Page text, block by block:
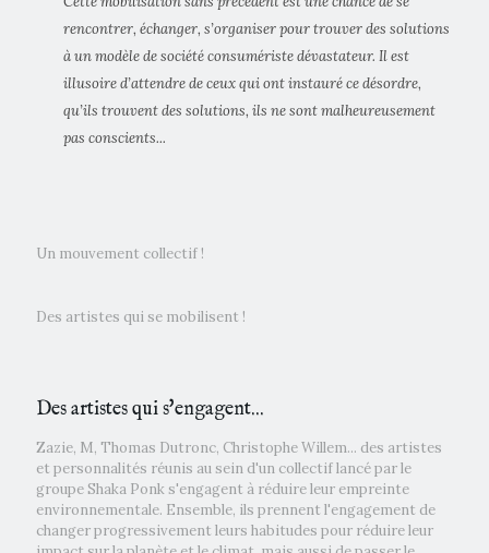
rencontrer, échanger, s’organiser pour trouver des solutions
à un modèle de société consumériste dévastateur. Il est
illusoire d’attendre de ceux qui ont instauré ce désordre,
qu’ils trouvent des solutions, ils ne sont malheureusement
pas conscients...
Un mouvement collectif !
Des artistes qui se mobilisent !
Des artistes qui s'engagent...
Zazie, M, Thomas Dutronc, Christophe Willem... des artistes
et personnalités réunis au sein d'un collectif lancé par le
groupe Shaka Ponk s'engagent à réduire leur empreinte
environnementale. Ensemble, ils prennent l'engagement de
changer progressivement leurs habitudes pour réduire leur